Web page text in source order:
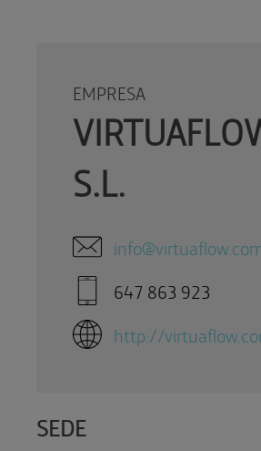
EMPRESA
S.L.
647 863 923
http://
SEDE